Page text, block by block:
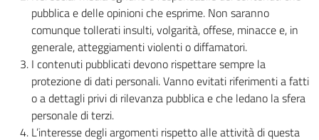
pubblica e delle opinioni che esprime. Non saranno
comunque tollerati insulti, volgarità, offese, minacce e, in
generale, atteggiamenti violenti o diffamatori.
I contenuti pubblicati devono rispettare sempre la
protezione di dati personali. Vanno evitati riferimenti a fatti
o a dettagli privi di rilevanza pubblica e che ledano la sfera
personale di terzi.
L’interesse degli argomenti rispetto alle attività di questa